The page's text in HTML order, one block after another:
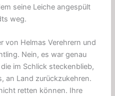
seine Leiche angespült
weg.
von Helmas Verehrern und
Nein, es war genau
im Schlick steckenblieb,
an Land zurückzukehren.
retten können. Ihre